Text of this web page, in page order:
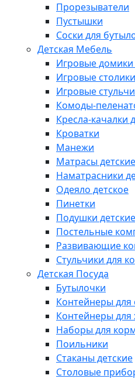
Прорезыватели
Пустышки
Соски для
Детская Мебель
Игровые домики
Игровые столики
Игровые
Комоды-
Кресла-качалки
Кроватки
Манежи
Матрасы детские
Наматрасники
Одеяло детское
Пинетки
Подушки детские
Постельные
Развивающие
Стульчики для
Детская Посуда
Бутылочки
Контейнеры для
Контейнеры для
Наборы для
Поильники
Стаканы детские
Столовые